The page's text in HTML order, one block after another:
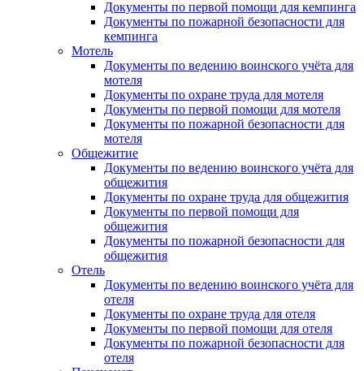
Документы по первой помощи для кемпинга
Документы по пожарной безопасности для
кемпинга
Мотель
Документы по ведению воинского учёта для
мотеля
Документы по охране труда для мотеля
Документы по первой помощи для мотеля
Документы по пожарной безопасности для
мотеля
Общежитие
Документы по ведению воинского учёта для
общежития
Документы по охране труда для общежития
Документы по первой помощи для
общежития
Документы по пожарной безопасности для
общежития
Отель
Документы по ведению воинского учёта для
отеля
Документы по охране труда для отеля
Документы по первой помощи для отеля
Документы по пожарной безопасности для
отеля